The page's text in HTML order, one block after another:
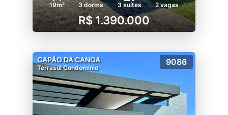
19m² 3 dorms 3 suítes 2 vagas
R$ 1.390.000
CAPÃO DA CANOA
Terrasul Condomínio
9086